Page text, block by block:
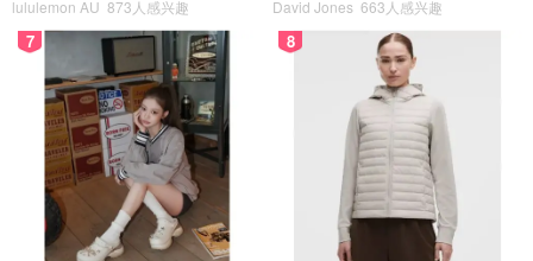
lululemon AU 873人感兴趣 David Jones 663人感兴趣
7 8